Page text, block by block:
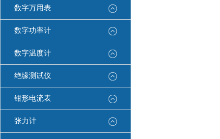
数字万用表
数字功率计
数字温度计
绝缘测试仪
钳形电流表
张力计